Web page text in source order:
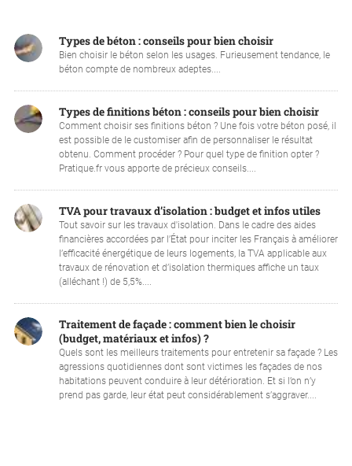
Types de béton : conseils pour bien choisir
Bien choisir le béton selon les usages. Furieusement tendance, le
béton compte de nombreux adeptes....
Types de finitions béton : conseils pour bien choisir
Comment choisir ses finitions béton ? Une fois votre béton posé, il
est possible de le customiser afin de personnaliser le résultat
obtenu. Comment procéder ? Pour quel type de finition opter ?
Pratique.fr vous apporte de précieux conseils....
TVA pour travaux d’isolation : budget et infos utiles
Tout savoir sur les travaux d'isolation. Dans le cadre des aides
financières accordées par l’État pour inciter les Français à améliorer
l’efficacité énergétique de leurs logements, la TVA applicable aux
travaux de rénovation et d’isolation thermiques affiche un taux
(alléchant !) de 5,5%....
Traitement de façade : comment bien le choisir
(budget, matériaux et infos) ?
Quels sont les meilleurs traitements pour entretenir sa façade ? Les
agressions quotidiennes dont sont victimes les façades de nos
habitations peuvent conduire à leur détérioration. Et si l’on n’y
prend pas garde, leur état peut considérablement s’aggraver....